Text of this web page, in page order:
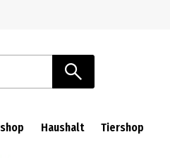
Haushalt Tiershop